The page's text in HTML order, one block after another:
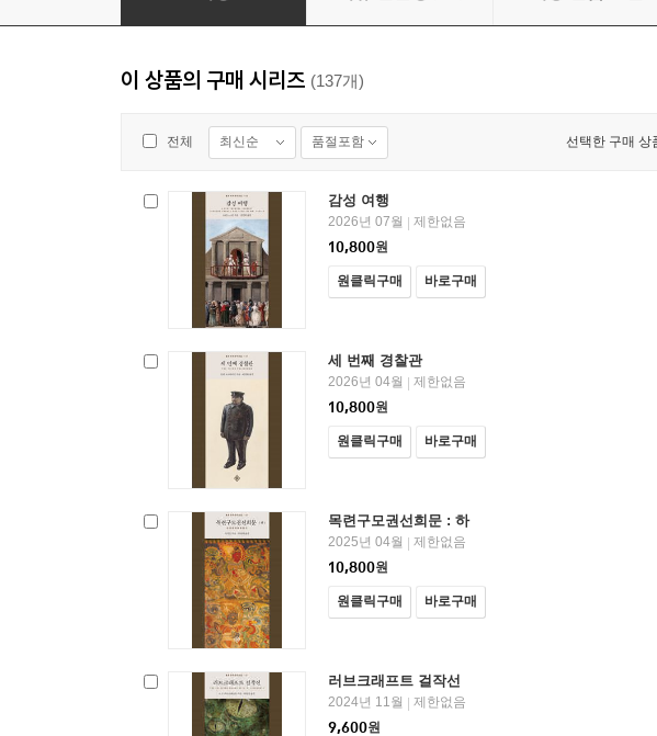
이 상품의 구매 시리즈 (137개)
전체 최신순 품절포함 선택한 구매 상
감성 여행
2026년 07월 | 제한없음
10,800원
원클릭구매 바로구매
세 번째 경찰관
2026년 04월 | 제한없음
10,800원
원클릭구매 바로구매
목련구모권선희문 : 하
2025년 04월 | 제한없음
10,800원
원클릭구매 바로구매
러브크래프트 걸작선
2024년 11월 | 제한없음
9,600원